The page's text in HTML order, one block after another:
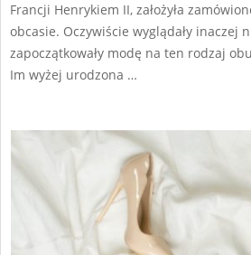
Francji Henrykiem II, założyła
obcasie. Oczywiście wyglądały inaczej
zapoczątkowały modę na ten rodzaj
Im wyżej urodzona …